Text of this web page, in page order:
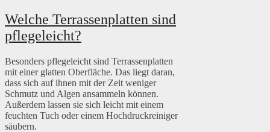
Welche Terrassenplatten sind
pflegeleicht?
Besonders pflegeleicht sind Terrassenplatten
mit einer glatten Oberfläche. Das liegt daran,
dass sich auf ihnen mit der Zeit weniger
Schmutz und Algen ansammeln können.
Außerdem lassen sie sich leicht mit einem
feuchten Tuch oder einem Hochdruckreiniger
säubern.